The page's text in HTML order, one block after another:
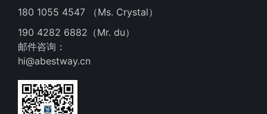
180 1055 4547 （Ms. Crystal）
190 4282 6882（Mr. du）
邮件咨询：
hi@abestway.cn